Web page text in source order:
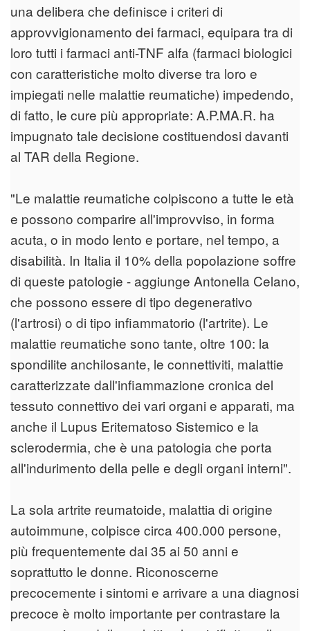
una delibera che definisce i criteri di
approvvigionamento dei farmaci, equipara tra di
loro tutti i farmaci anti-TNF alfa (farmaci biologici
con caratteristiche molto diverse tra loro e
impiegati nelle malattie reumatiche) impedendo,
di fatto, le cure più appropriate: A.P.MA.R. ha
impugnato tale decisione costituendosi davanti
al TAR della Regione.
"Le malattie reumatiche colpiscono a tutte le età
e possono comparire all'improvviso, in forma
acuta, o in modo lento e portare, nel tempo, a
disabilità. In Italia il 10% della popolazione soffre
di queste patologie - aggiunge Antonella Celano,
che possono essere di tipo degenerativo
(l'artrosi) o di tipo infiammatorio (l'artrite). Le
malattie reumatiche sono tante, oltre 100: la
spondilite anchilosante, le connettiviti, malattie
caratterizzate dall'infiammazione cronica del
tessuto connettivo dei vari organi e apparati, ma
anche il Lupus Eritematoso Sistemico e la
sclerodermia, che è una patologia che porta
all'indurimento della pelle e degli organi interni".
La sola artrite reumatoide, malattia di origine
autoimmune, colpisce circa 400.000 persone,
più frequentemente dai 35 ai 50 anni e
soprattutto le donne. Riconoscerne
precocemente i sintomi e arrivare a una diagnosi
precoce è molto importante per contrastare la